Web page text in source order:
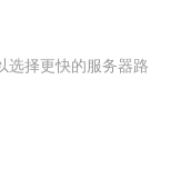
选择更快的服务器路